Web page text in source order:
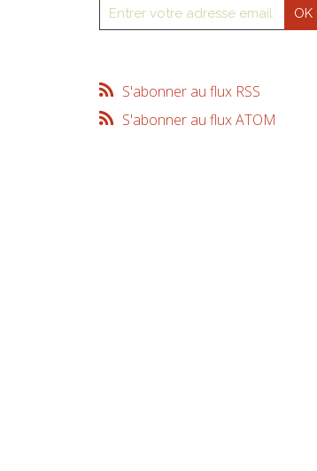
S'abonner au flux RSS
S'abonner au flux ATOM